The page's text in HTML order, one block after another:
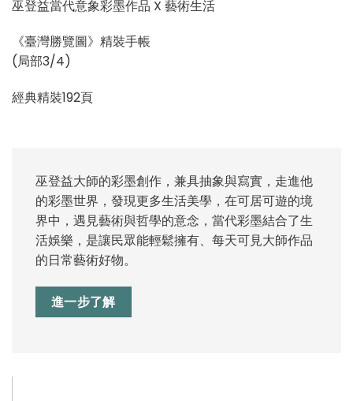
巫登益當代意象彩墨作品 X 藝術生活
《臺灣勝覽圖》精裝手帳
(局部3/4)
經典精裝192頁
巫登益大師的彩墨創作，兼具抽象與寫實，走進他
的彩墨世界，發現更多生活美學，在可居可遊的境
界中，遇見藝術與哲學的意念，當代彩墨結合了生
活娛樂，是讓民眾能輕鬆擁有、每天可見大師作品
的日常藝術好物。
進一步了解